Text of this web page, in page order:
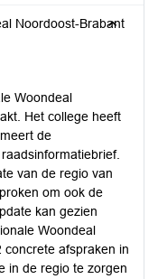
Noordoost-Brabant
Woondeal
Het college heeft
de
van de regio van
om ook de
kan gezien
Woondeal
concrete afspraken in
in de regio te zorgen